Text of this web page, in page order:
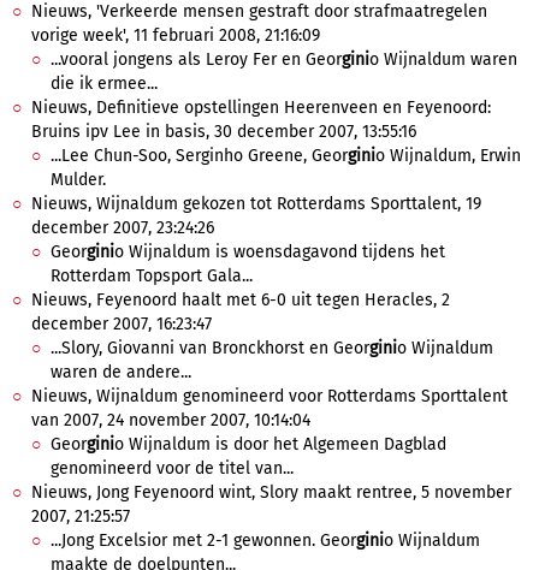
Nieuws, 'Verkeerde mensen gestraft door strafmaatregelen
vorige week', 11 februari 2008, 21:16:09
...vooral jongens als Leroy Fer en Georginio Wijnaldum waren
die ik ermee...
Nieuws, Definitieve opstellingen Heerenveen en Feyenoord:
Bruins ipv Lee in basis, 30 december 2007, 13:55:16
...Lee Chun-Soo, Serginho Greene, Georginio Wijnaldum, Erwin
Mulder.
Nieuws, Wijnaldum gekozen tot Rotterdams Sporttalent, 19
december 2007, 23:24:26
Georginio Wijnaldum is woensdagavond tijdens het
Rotterdam Topsport Gala...
Nieuws, Feyenoord haalt met 6-0 uit tegen Heracles, 2
december 2007, 16:23:47
...Slory, Giovanni van Bronckhorst en Georginio Wijnaldum
waren de andere...
Nieuws, Wijnaldum genomineerd voor Rotterdams Sporttalent
van 2007, 24 november 2007, 10:14:04
Georginio Wijnaldum is door het Algemeen Dagblad
genomineerd voor de titel van...
Nieuws, Jong Feyenoord wint, Slory maakt rentree, 5 november
2007, 21:25:57
...Jong Excelsior met 2-1 gewonnen. Georginio Wijnaldum
maakte de doelpunten...